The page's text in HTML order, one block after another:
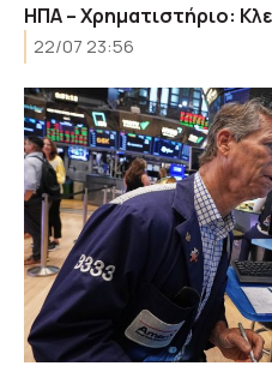
ΗΠΑ – Χρηματιστήριο:
22/07 23:56